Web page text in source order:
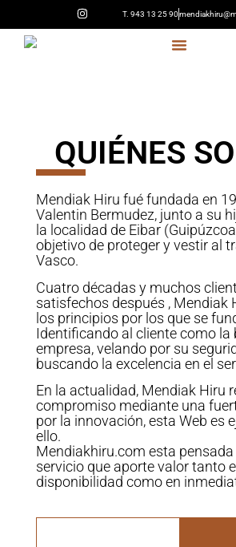
T. 943 13 25 90
QUIÉNES
Mendiak Hiru fué fundada en
Valentin Bermudez, junto a su
la localidad de Eibar
objetivo de proteger y vestir al
Vasco.
Cuatro décadas y muchos
satisfechos después , Mendiak
los principios por los que se
Identificando al cliente como la
empresa, velando por su
buscando la excelencia en el
En la actualidad, Mendiak Hiru
compromiso mediante una
por la innovación, esta Web es
ello.
Mendiakhiru.com esta
servicio que aporte valor tanto
disponibilidad como en